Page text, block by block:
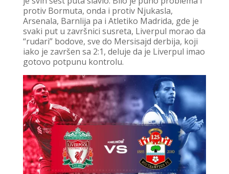
protiv Bormuta, onda i protiv Njukasla,
Arsenala, Barnlija pa i Atletiko Madrida, gde je
svaki put u završnici susreta, Liverpul morao da
“rudari” bodove, sve do Mersisajd derbija, koji
iako je završen sa 2:1, deluje da je Liverpul imao
gotovo potpunu kontrolu.